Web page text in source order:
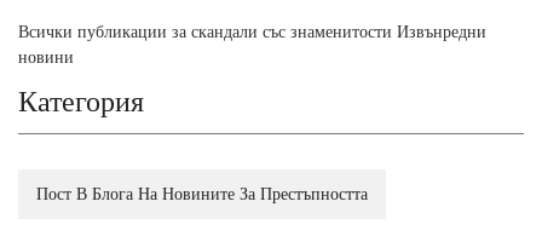
Всички публикации за скандали със знаменитости Извънредни
новини
Категория
Пост В Блога На Новините За Престъпността